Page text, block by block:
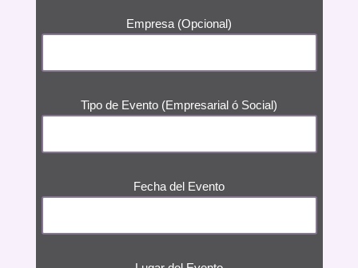
Empresa (Opcional)
Tipo de Evento (Empresarial ó Social)
Fecha del Evento